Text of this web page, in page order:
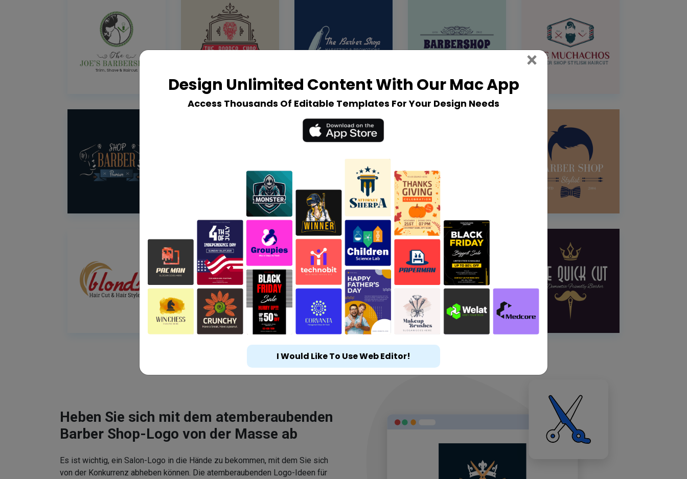
Heben Sie sich mit dem atemberaubenden
Barber Shop-Logo von der Masse ab
Es ist wichtig, ein Salon-Logo in die Hände zu bekommen, mit dem Sie sich
von der Konkurrenz abheben können. Die atemberaubenden Logo-Ideen für
Design Unlimited Content With Our Mac App
Access Thousands Of Editable Templates For Your Design Needs
× Close
I Would Like To Use Web Editor!